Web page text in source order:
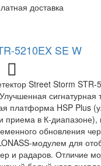
доставка
5210EX SE W
Street Storm STR-
сигнатурная
платформа HSP Plus
приема в К-диапазоне),
обновления
модулем для
и радаров. Отличие